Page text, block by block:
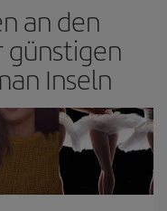
an den
günstigen
Inseln